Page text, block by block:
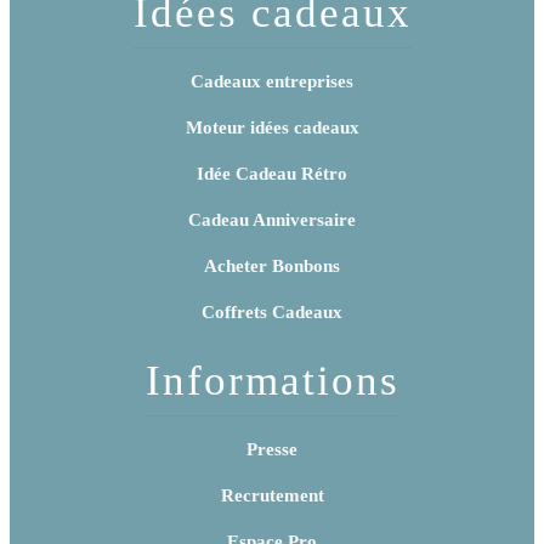
Idées cadeaux
Cadeaux entreprises
Moteur idées cadeaux
Idée Cadeau Rétro
Cadeau Anniversaire
Acheter Bonbons
Coffrets Cadeaux
Informations
Presse
Recrutement